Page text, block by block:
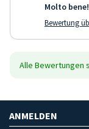
Molto bene!
Bewertung
Alle Bewertungen
ANMELDEN